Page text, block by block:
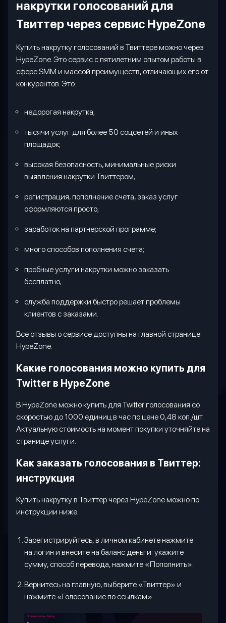
накрутки голосований для
Твиттер через сервис HypeZone
Купить накрутку голосований в Твиттере можно через
HypeZone. Это сервис с пятилетним опытом работы в
сфереSMM и массой преимуществ, отличающих его от
конкурентов. Это:
недорогая накрутка;
тысячи услуг для более 50 соцсетей и иных
площадок;
высокая безопасность, минимальные риски
выявления накрутки Твиттером;
регистрация, пополнение счета, заказ услуг
оформляются просто;
заработок на партнерской программе;
много способов пополнения счета;
пробные услуги накрутки можно заказать
бесплатно;
служба поддержки быстро решает проблемы
клиентов с заказами.
Все отзывы о сервисе доступны на главной странице
HypeZone.
Какие голосования можно купить для
Twitter в HypeZone
ВHypeZoneможно купить для Twitterголосования со
скоростью до 1000 единиц в час по цене 0,48 коп./шт.
Актуальную стоимость на момент покупки уточняйте на
странице услуги.
Как заказать голосования в Твиттер:
инструкция
Купить накрутку в Твиттер через HypeZoneможно по
инструкции ниже:
Зарегистрируйтесь, в личном кабинете нажмите
на логин и внесите на баланс деньги: укажите
сумму, способ перевода, нажмите «Пополнить».
Вернитесь на главную, выберите «Твиттер» и
нажмите «Голосование по ссылкам».